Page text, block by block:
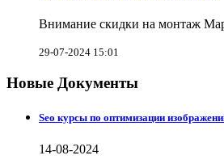
Внимание скидки на монтаж
29-07-2024 15:01
Новые Документы
Seo курсы по оптимизации
14-08-2024